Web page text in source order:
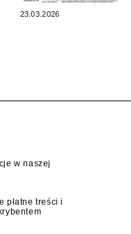
23.03.2026
w naszej
płatne treści i